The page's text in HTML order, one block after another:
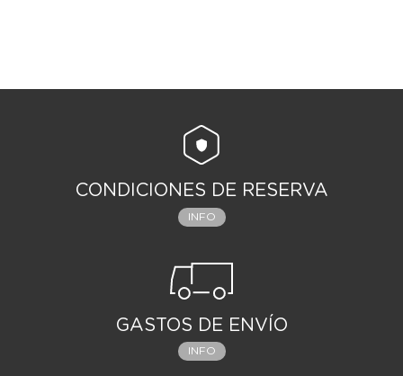
CONDICIONES DE RESERVA
INFO
GASTOS DE ENVÍO
INFO